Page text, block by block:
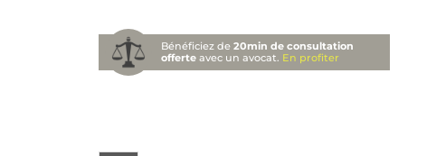
Bénéficiez de20min de consultation
offerte avec un avocat. En profiter